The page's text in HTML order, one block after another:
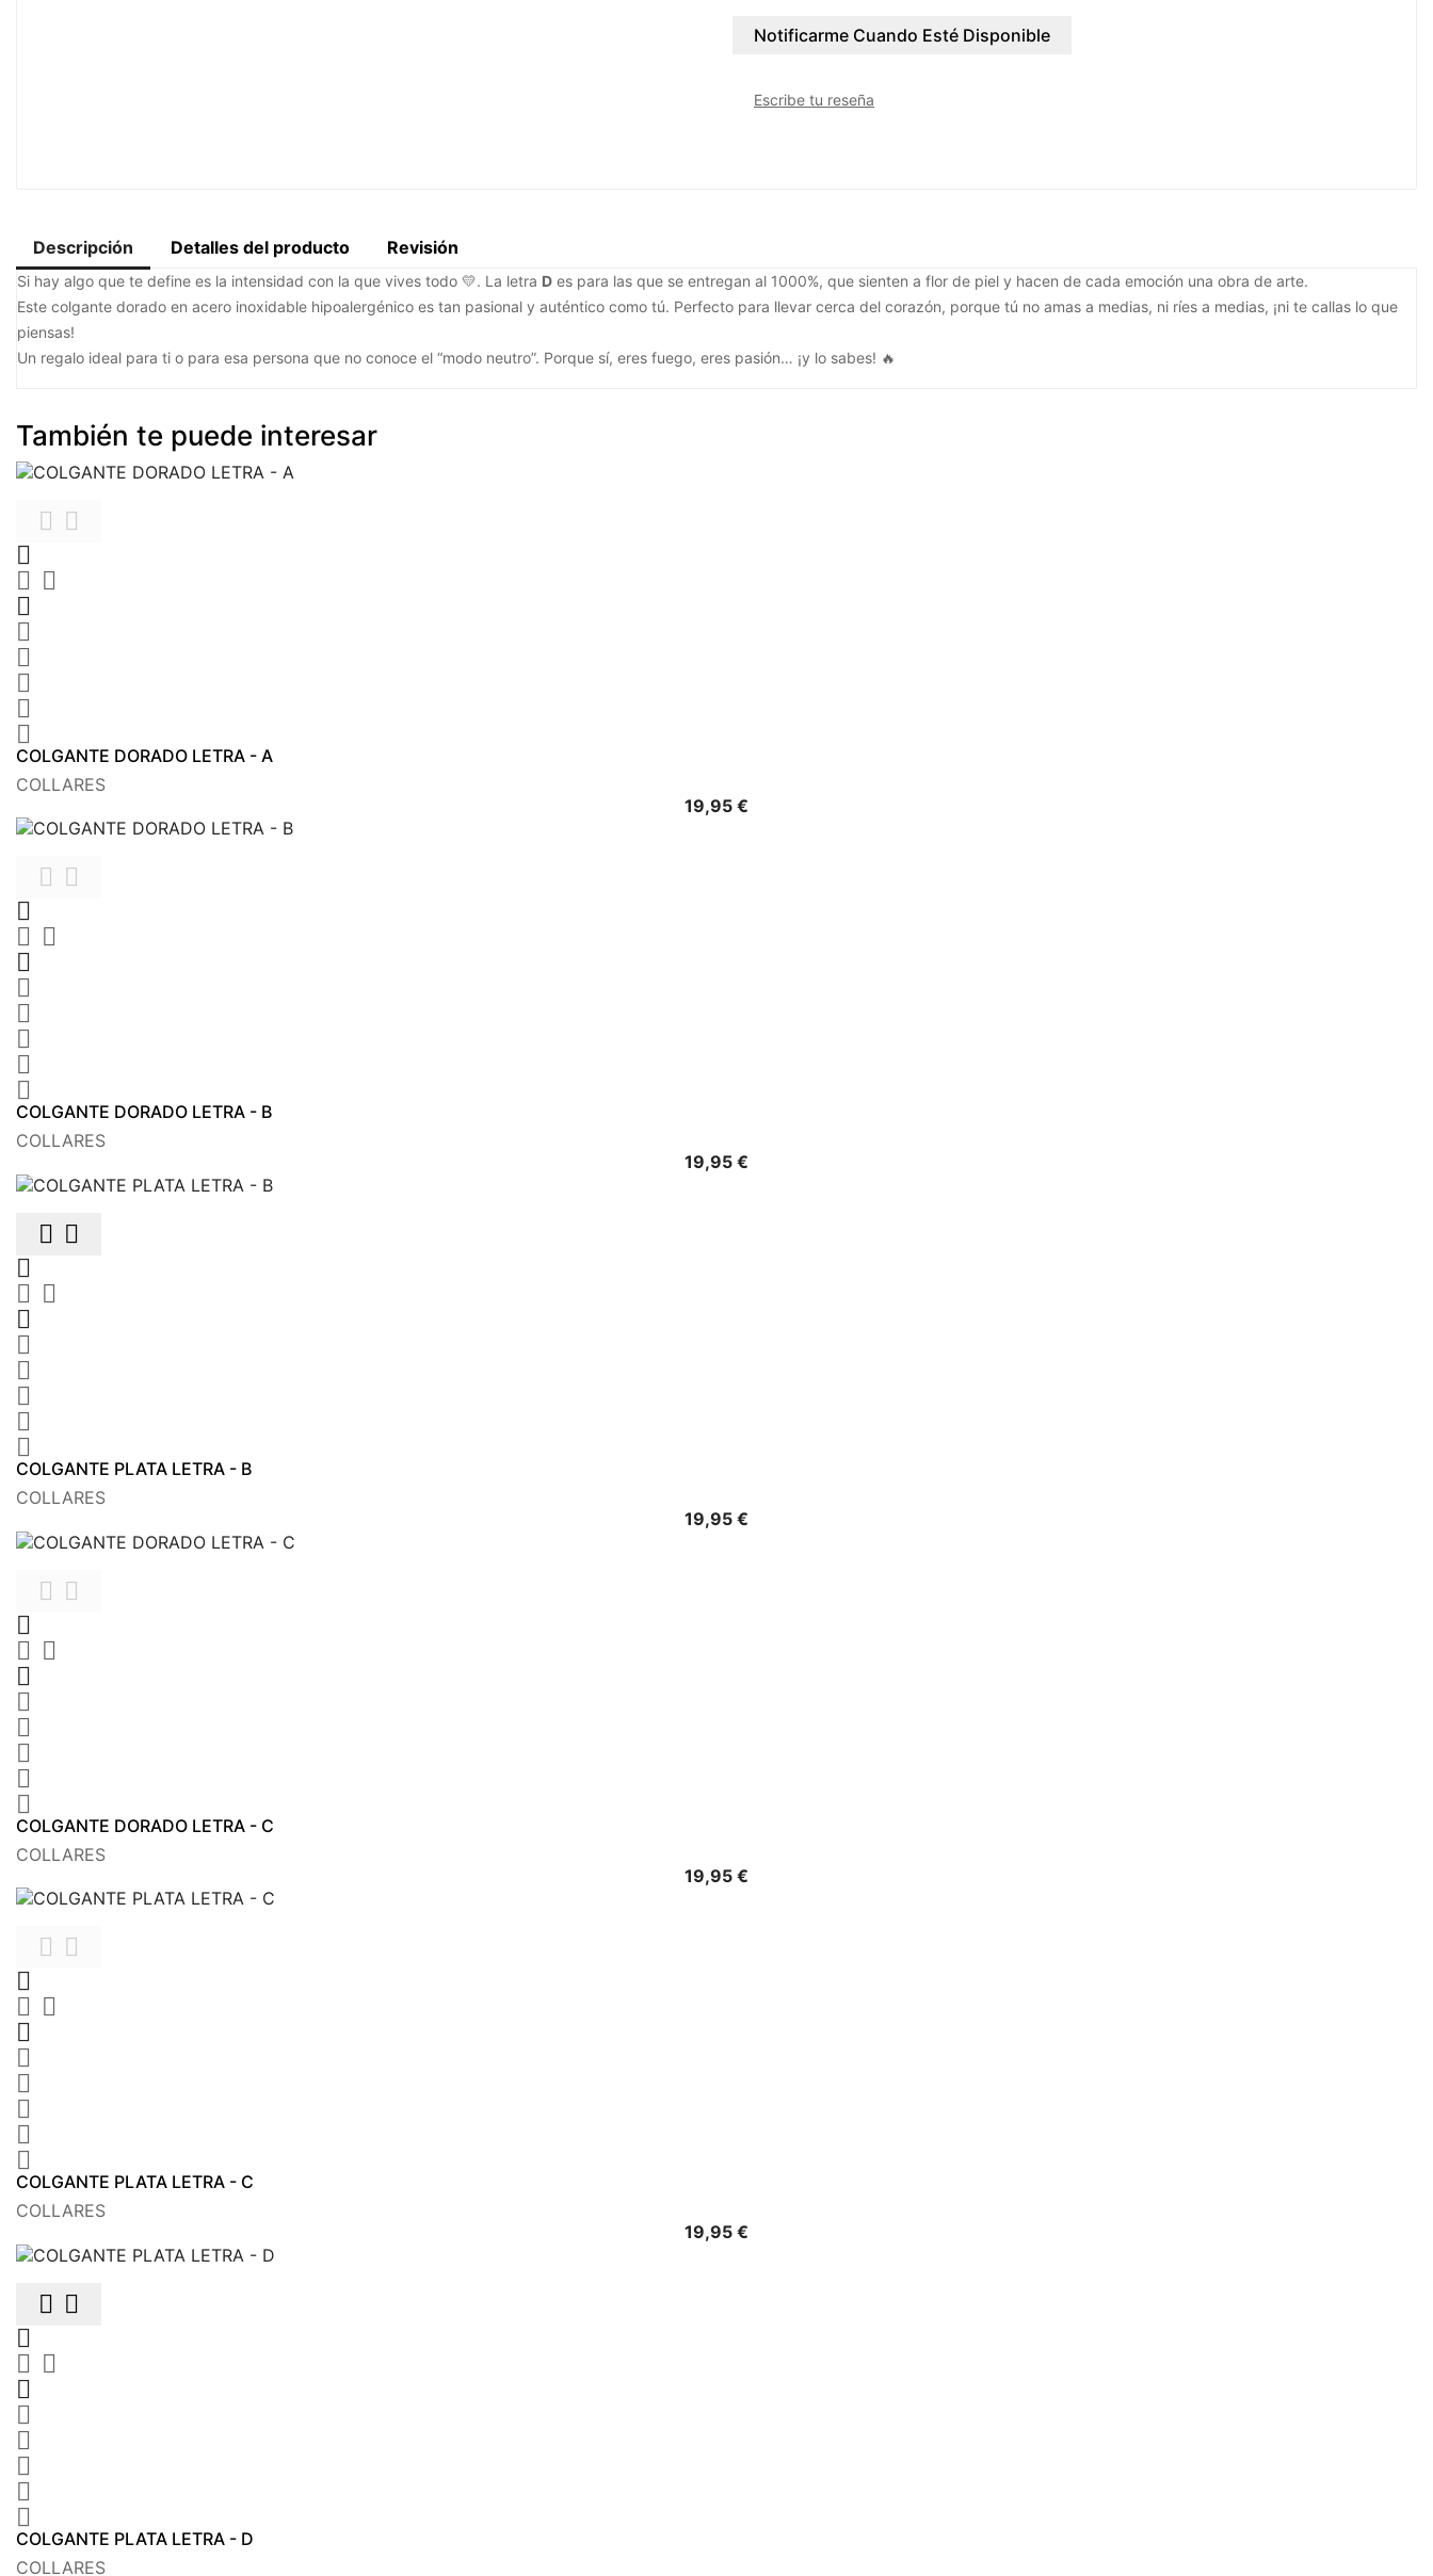
Notificarme Cuando Esté Disponible
Escribe tu reseña
Descripción Detalles del producto Revisión
Si hay algo que te define es la intensidad con la que vives todo 💛. La letra D es para las que se entregan al 1000%, que sienten a flor de piel y hacen de cada emoción una obra de arte.
Este colgante dorado en acero inoxidable hipoalergénico es tan pasional y auténtico como tú. Perfecto para llevar cerca del corazón, porque tú no amas a medias, ni ríes a medias, ¡ni te callas lo que
piensas!
Un regalo ideal para ti o para esa persona que no conoce el “modo neutro”. Porque sí, eres fuego, eres pasión… ¡y lo sabes! 🔥
También te puede interesar
 

 






COLGANTE DORADO LETRA - A
COLLARES
19,95 €











COLGANTE DORADO LETRA - B
COLLARES
19,95 €
 

 






COLGANTE PLATA LETRA - B
COLLARES
19,95 €
 

 






COLGANTE DORADO LETRA - C
COLLARES
19,95 €











COLGANTE PLATA LETRA - C
COLLARES
19,95 €
 

 






COLGANTE PLATA LETRA - D
COLLARES